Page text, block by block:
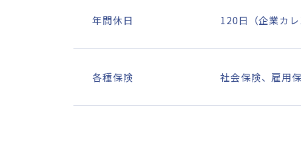
年間休日 120日（企業カレ
各種保険 社会保険、雇用